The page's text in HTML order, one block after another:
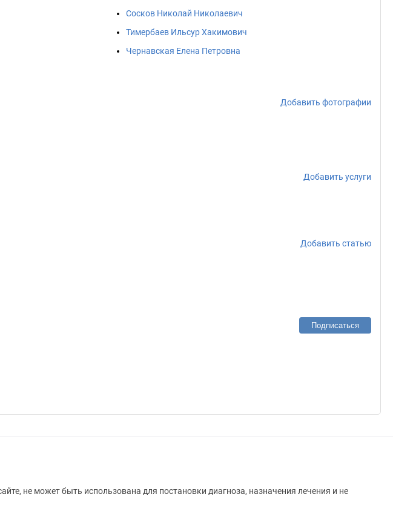
Сосков Николай Николаевич
Тимербаев Ильсур Хакимович
Чернавская Елена Петровна
Добавить фотографии
Добавить услуги
Добавить статью
Подписаться
не может быть использована для постановки диагноза, назначения лечения и не